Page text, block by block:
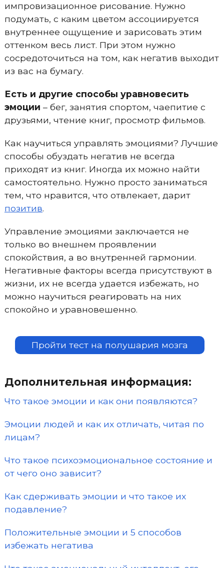
импровизационное рисование. Нужно
подумать, с каким цветом ассоциируется
внутреннее ощущение и зарисовать этим
оттенком весь лист. При этом нужно
сосредоточиться на том, как негатив выходит
из вас на бумагу.
Есть и другие способы уравновесить
эмоции – бег, занятия спортом, чаепитие с
друзьями, чтение книг, просмотр фильмов.
Как научиться управлять эмоциями? Лучшие
способы обуздать негатив не всегда
приходят из книг. Иногда их можно найти
самостоятельно. Нужно просто заниматься
тем, что нравится, что отвлекает, дарит
позитив.
Управление эмоциями заключается не
только во внешнем проявлении
спокойствия, а во внутренней гармонии.
Негативные факторы всегда присутствуют в
жизни, их не всегда удается избежать, но
можно научиться реагировать на них
спокойно и уравновешенно.
Пройти тест на полушария мозга
Дополнительная информация:
Что такое эмоции и как они появляются?
Эмоции людей и как их отличать, читая по
лицам?
Что такое психоэмоциональное состояние и
от чего оно зависит?
Как сдерживать эмоции и что такое их
подавление?
Положительные эмоции и 5 способов
избежать негатива